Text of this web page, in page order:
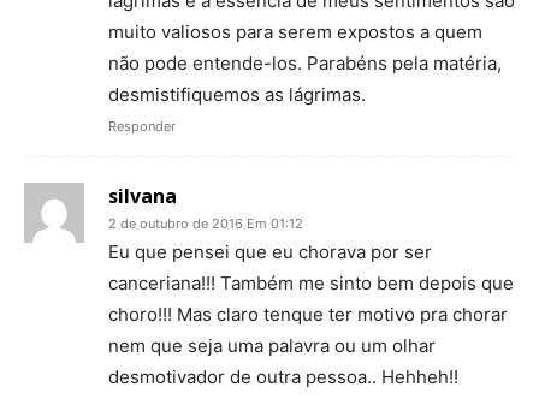
muito valiosos para serem expostos a quem
não pode entende-los. Parabéns pela matéria,
desmistifiquemos as lágrimas.
Responder
silvana
2 de outubro de 2016 Em 01:12
Eu que pensei que eu chorava por ser
canceriana!!! Também me sinto bem depois que
choro!!! Mas claro tenque ter motivo pra chorar
nem que seja uma palavra ou um olhar
desmotivador de outra pessoa.. Hehheh!!